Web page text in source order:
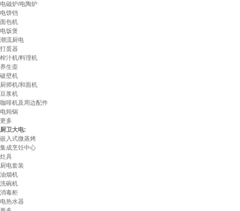
电磁炉/电陶炉
电饼铛
面包机
电饭煲
潮流厨电
打蛋器
榨汁机/料理机
养生壶
破壁机
厨师机/和面机
豆浆机
咖啡机及周边配件
电炖锅
更多
厨卫大电:
嵌入式微蒸烤
集成烹饪中心
灶具
厨电套装
油烟机
洗碗机
消毒柜
电热水器